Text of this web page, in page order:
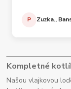
P Zuzka.,
Kompletné
Našou vlajkovou